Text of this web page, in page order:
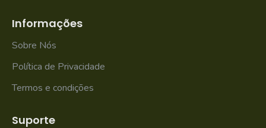
Informações
Sobre Nós
Política de Privacidade
Termos e condições
Suporte